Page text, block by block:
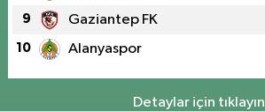
9 Gaziantep FK
10 Alanyaspor
Detaylar için tıklayın